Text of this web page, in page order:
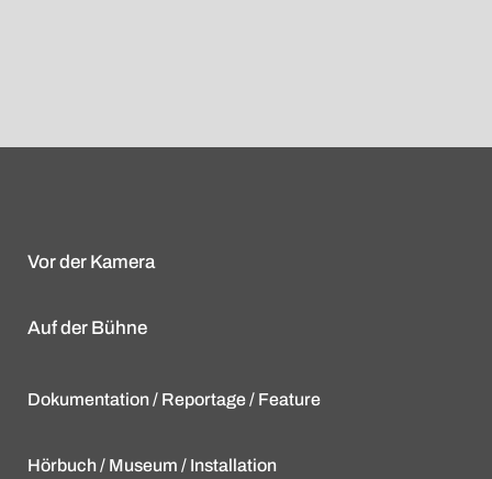
Vor der Kamera
Auf der Bühne
Dokumentation / Reportage / Feature
Hörbuch / Museum / Installation